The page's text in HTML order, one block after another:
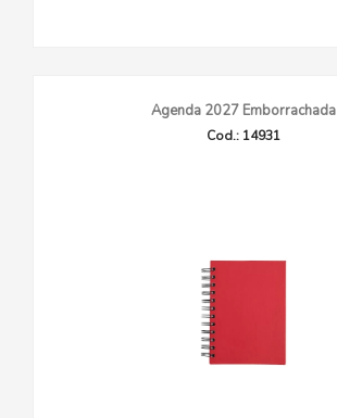
Agenda 2027 Emborrachada
Cod.: 14931